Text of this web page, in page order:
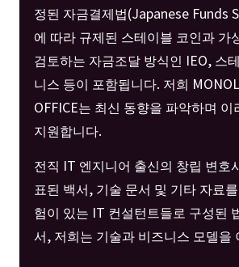
정된 자금결제법(Japanese Funds
에 따라 규제된 스테이블 코인과 가
검토하는 자금조달 방식인 IEO, 스
니스 등이 포함됩니다. 저희
OFFICE는 최신 동향을 파악하며
지원합니다.
전직 IT 엔지니어 출신의 창립 변호
표된 백서, 기술 문서 및 기타 자료
험이 있는 IT 컨설턴트들로 구성된
서, 저희는 기술과 비즈니스 모델을